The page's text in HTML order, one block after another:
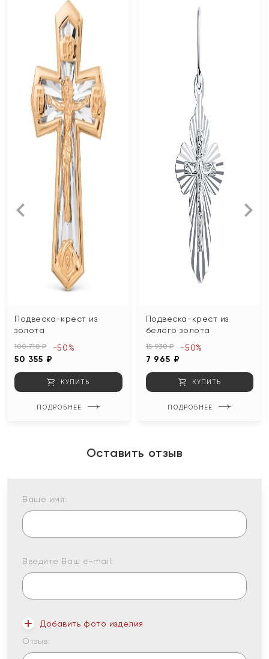
Подвеска-крест из
золота
100 710 ₽
50 355 ₽
-50%
КУПИТЬ
ПОДРОБНЕЕ
Подвеска-крест из
белого золота
15 930 ₽
7 965 ₽
-50%
КУПИТЬ
ПОДРОБНЕЕ
Оставить отзыв
Ваше имя:
Введите Ваш e-mail:
Добавить фото изделия
Отзыв: